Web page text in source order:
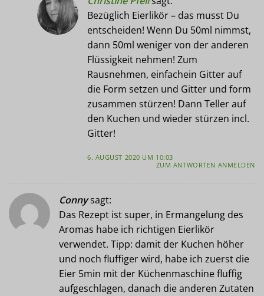
Bezüglich Eierlikör – das musst Du
entscheiden! Wenn Du 50ml nimmst,
dann 50ml weniger von der anderen
Flüssigkeit nehmen! Zum
Rausnehmen, einfachein Gitter auf
die Form setzen und Gitter und form
zusammen stürzen! Dann Teller auf
den Kuchen und wieder stürzen incl.
Gitter!
6. AUGUST 2020 UM 10:03
ZUM ANTWORTEN ANMELDEN
Connysagt:
Das Rezept ist super, in Ermangelung des
Aromas habe ich richtigen Eierlikör
verwendet. Tipp: damit der Kuchen höher
und noch fluffiger wird, habe ich zuerst die
Eier 5min mit der Küchenmaschine fluffig
aufgeschlagen, danach die anderen Zutaten